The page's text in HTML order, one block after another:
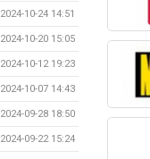
2024-10-24 14:51
2024-10-20 15:05
2024-10-12 19:23
2024-10-07 14:43
2024-09-28 18:50
2024-09-22 15:24